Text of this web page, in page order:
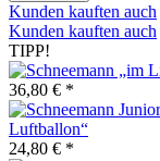
Kunden kauften auch
Kunden kauften auch
TIPP!
36,80 € *
Luftballon“
24,80 € *